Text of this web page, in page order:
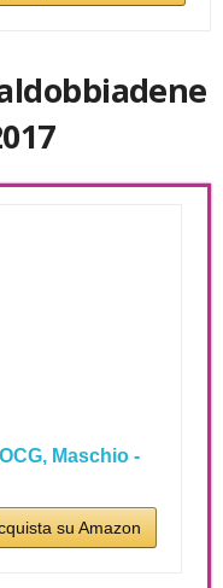
Maschio -
su Amazon